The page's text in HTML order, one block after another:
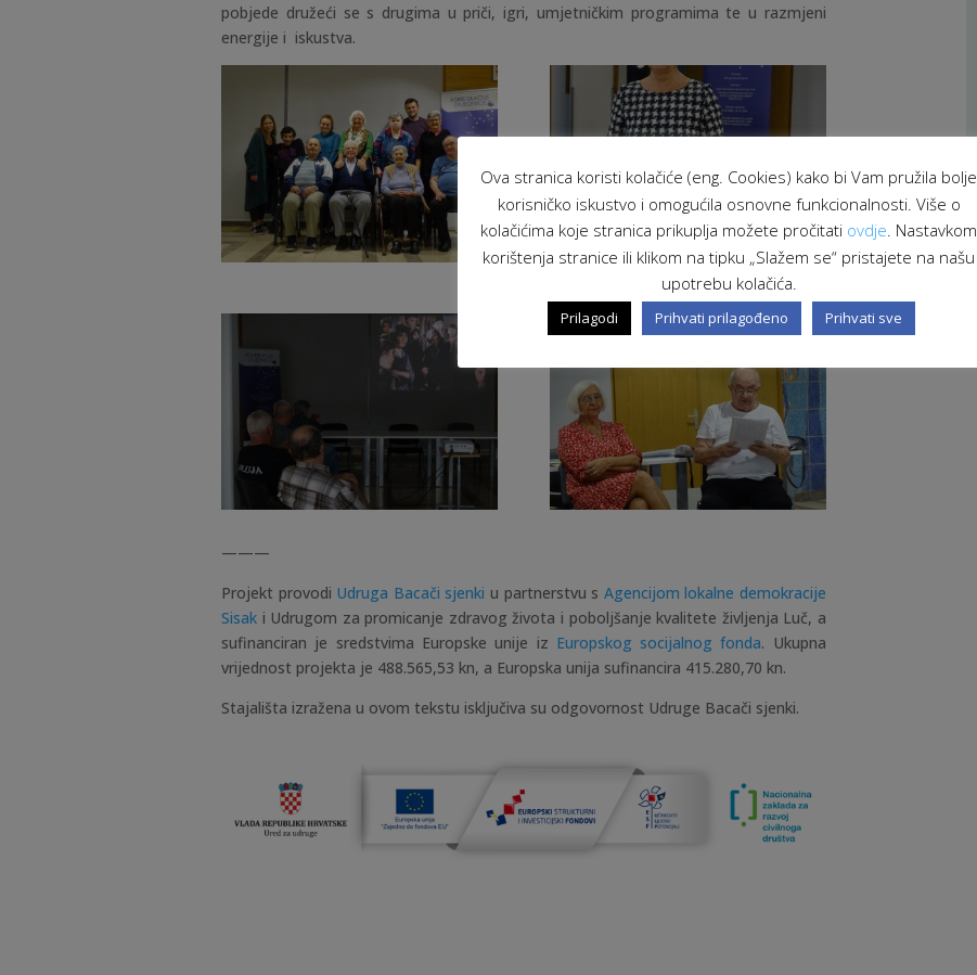
pobjede družeći se s drugima u priči, igri, umjetničkim programima te u razmjeni
energije i iskustva.
———
Projekt provodi Udruga Bacači sjenki u partnerstvu s Agencijom lokalne demokracije
Sisak i Udrugom za promicanje zdravog života i poboljšanje kvalitete življenja Luč, a
sufinanciran je sredstvima Europske unije iz Europskog socijalnog fonda. Ukupna
vrijednost projekta je 488.565,53 kn, a Europska unija sufinancira 415.280,70 kn.
Stajališta izražena u ovom tekstu isključiva su odgovornost Udruge Bacači sjenki.
Ova stranica koristi kolačiće (eng. Cookies) kako bi Vam pružila bolje
korisničko iskustvo i omogućila osnovne funkcionalnosti. Više o
kolačićima koje stranica prikuplja možete pročitati ovdje. Nastavkom
korištenja stranice ili klikom na tipku „Slažem se“ pristajete na našu
upotrebu kolačića.
Prilagodi Prihvati prilagođeno Prihvati sve